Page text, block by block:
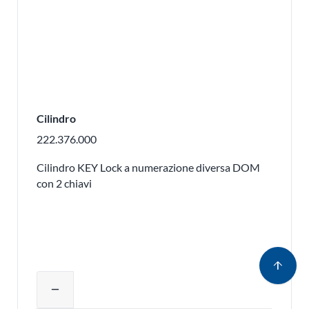
Cilindro
222.376.000
Cilindro KEY Lock a numerazione diversa DOM
con 2 chiavi
Regolare la quantità del prodotto o
remove
arrow_upward